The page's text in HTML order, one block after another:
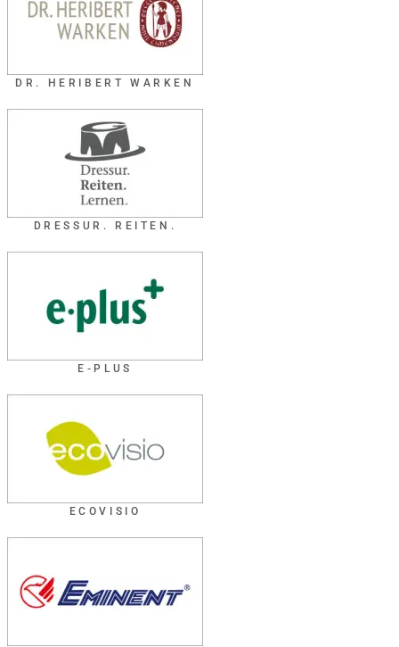
DR. HERIBERT WARKEN
DRESSUR. REITEN.
E-PLUS
ECOVISIO